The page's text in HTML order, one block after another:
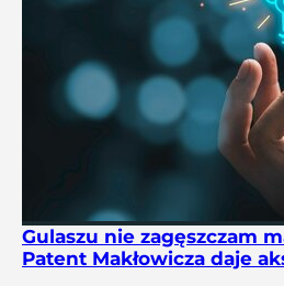
Gulaszu nie zagęszczam
Patent Makłowicza daje